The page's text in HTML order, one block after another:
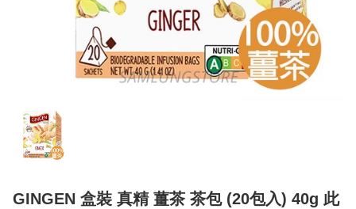
GINGEN 盒裝 真精 薑茶 茶包 (20包入) 40g 此